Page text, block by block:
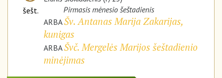
šešt.
Pirmasis mėnesio šeštadienis
ARBAŠv. Antanas Marija Zakarijas,
kunigas
ARBAŠvč. Mergelės Marijos šeštadienio
minėjimas